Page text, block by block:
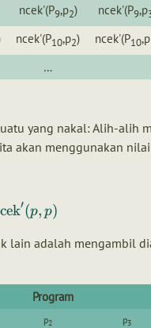
ncek'(P9,p2) ncek'(P9,p
ncek'(P10,p2) ncek'(P10,p
…
yang nakal: Alih-alih
akan menggunakan
′(p, p)
lain adalah mengambil
Program
p2 p3